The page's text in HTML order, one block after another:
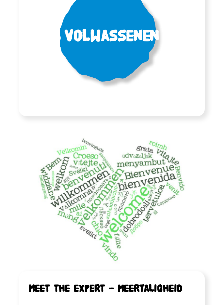
Volwassenen
Meet the expert – meertaligheid